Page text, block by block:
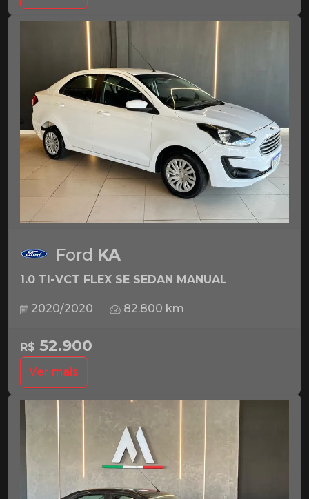
Ford KA
1.0 TI-VCT FLEX SE SEDAN MANUAL
2020/2020 82.800 km
R$ 52.900
Ver mais